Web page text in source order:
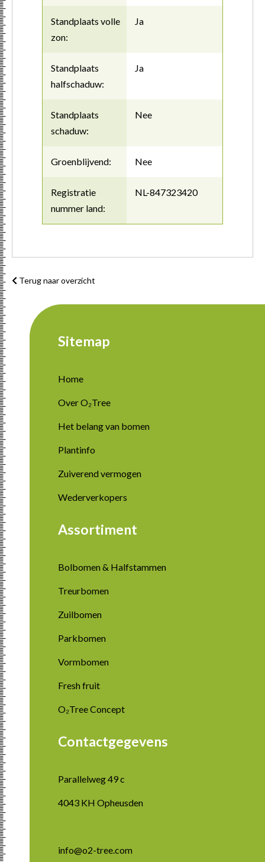
Standplaats volle
zon:
Ja
Standplaats
halfschaduw:
Ja
Standplaats
schaduw:
Nee
Groenblijvend: Nee
Registratie
nummer land:
NL-847323420
Terug naar overzicht
Sitemap
Home
Over O₂Tree
Het belang van bomen
Plantinfo
Zuiverend vermogen
Wederverkopers
Assortiment
Bolbomen & Halfstammen
Treurbomen
Zuilbomen
Parkbomen
Vormbomen
Fresh fruit
O₂Tree Concept
Contactgegevens
Parallelweg 49 c
4043 KH Opheusden
info@o2-tree.com